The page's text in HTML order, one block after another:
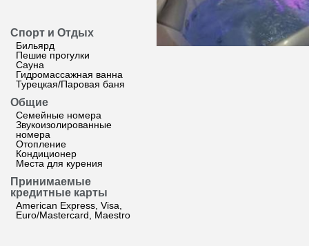
Спорт и Отдых
Бильярд
Пешие прогулки
Сауна
Гидромассажная ванна
Турецкая/Паровая баня
Общие
Семейные номера
Звукоизолированные
номера
Отопление
Кондиционер
Места для курения
Принимаемые
кредитные карты
American Express, Visa,
Euro/Mastercard, Maestro